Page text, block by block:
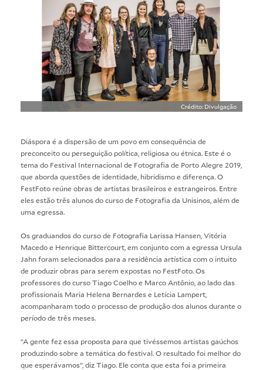
Crédito: Divulgação
Diáspora é a dispersão de um povo em consequência de
preconceito ou perseguição política, religiosa ou étnica. Este é o
tema do Festival Internacional de Fotografia de Porto Alegre 2019,
que aborda questões de identidade, hibridismo e diferença. O
FestFoto reúne obras de artistas brasileiros e estrangeiros. Entre
eles estão três alunos do curso de Fotografia da Unisinos, além de
uma egressa.
Os graduandos do curso de Fotografia Larissa Hansen, Vitória
Macedo e Henrique Bittercourt, em conjunto com a egressa Ursula
Jahn foram selecionados para a residência artística com o intuito
de produzir obras para serem expostas no FestFoto. Os
professores do curso Tiago Coelho e Marco Antônio, ao lado das
profissionais Maria Helena Bernardes e Letícia Lampert,
acompanharam todo o processo de produção dos alunos durante o
período de três meses.
“A gente fez essa proposta para que tivéssemos artistas gaúchos
produzindo sobre a temática do festival. O resultado foi melhor do
que esperávamos”, diz Tiago. Ele conta que esta foi a primeira